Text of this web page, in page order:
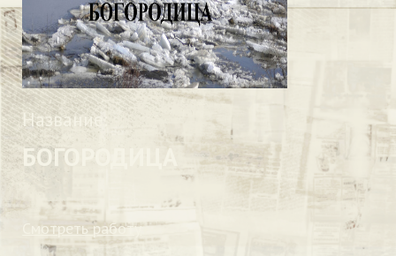
Название:
БОГОРОДИЦА
Смотреть работу